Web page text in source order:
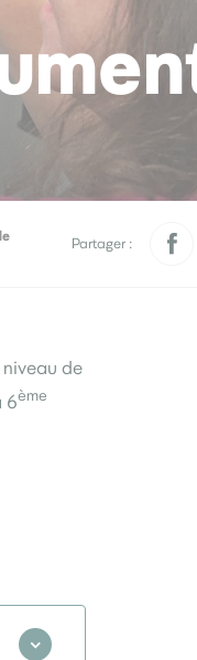
Partager :
de
6ème